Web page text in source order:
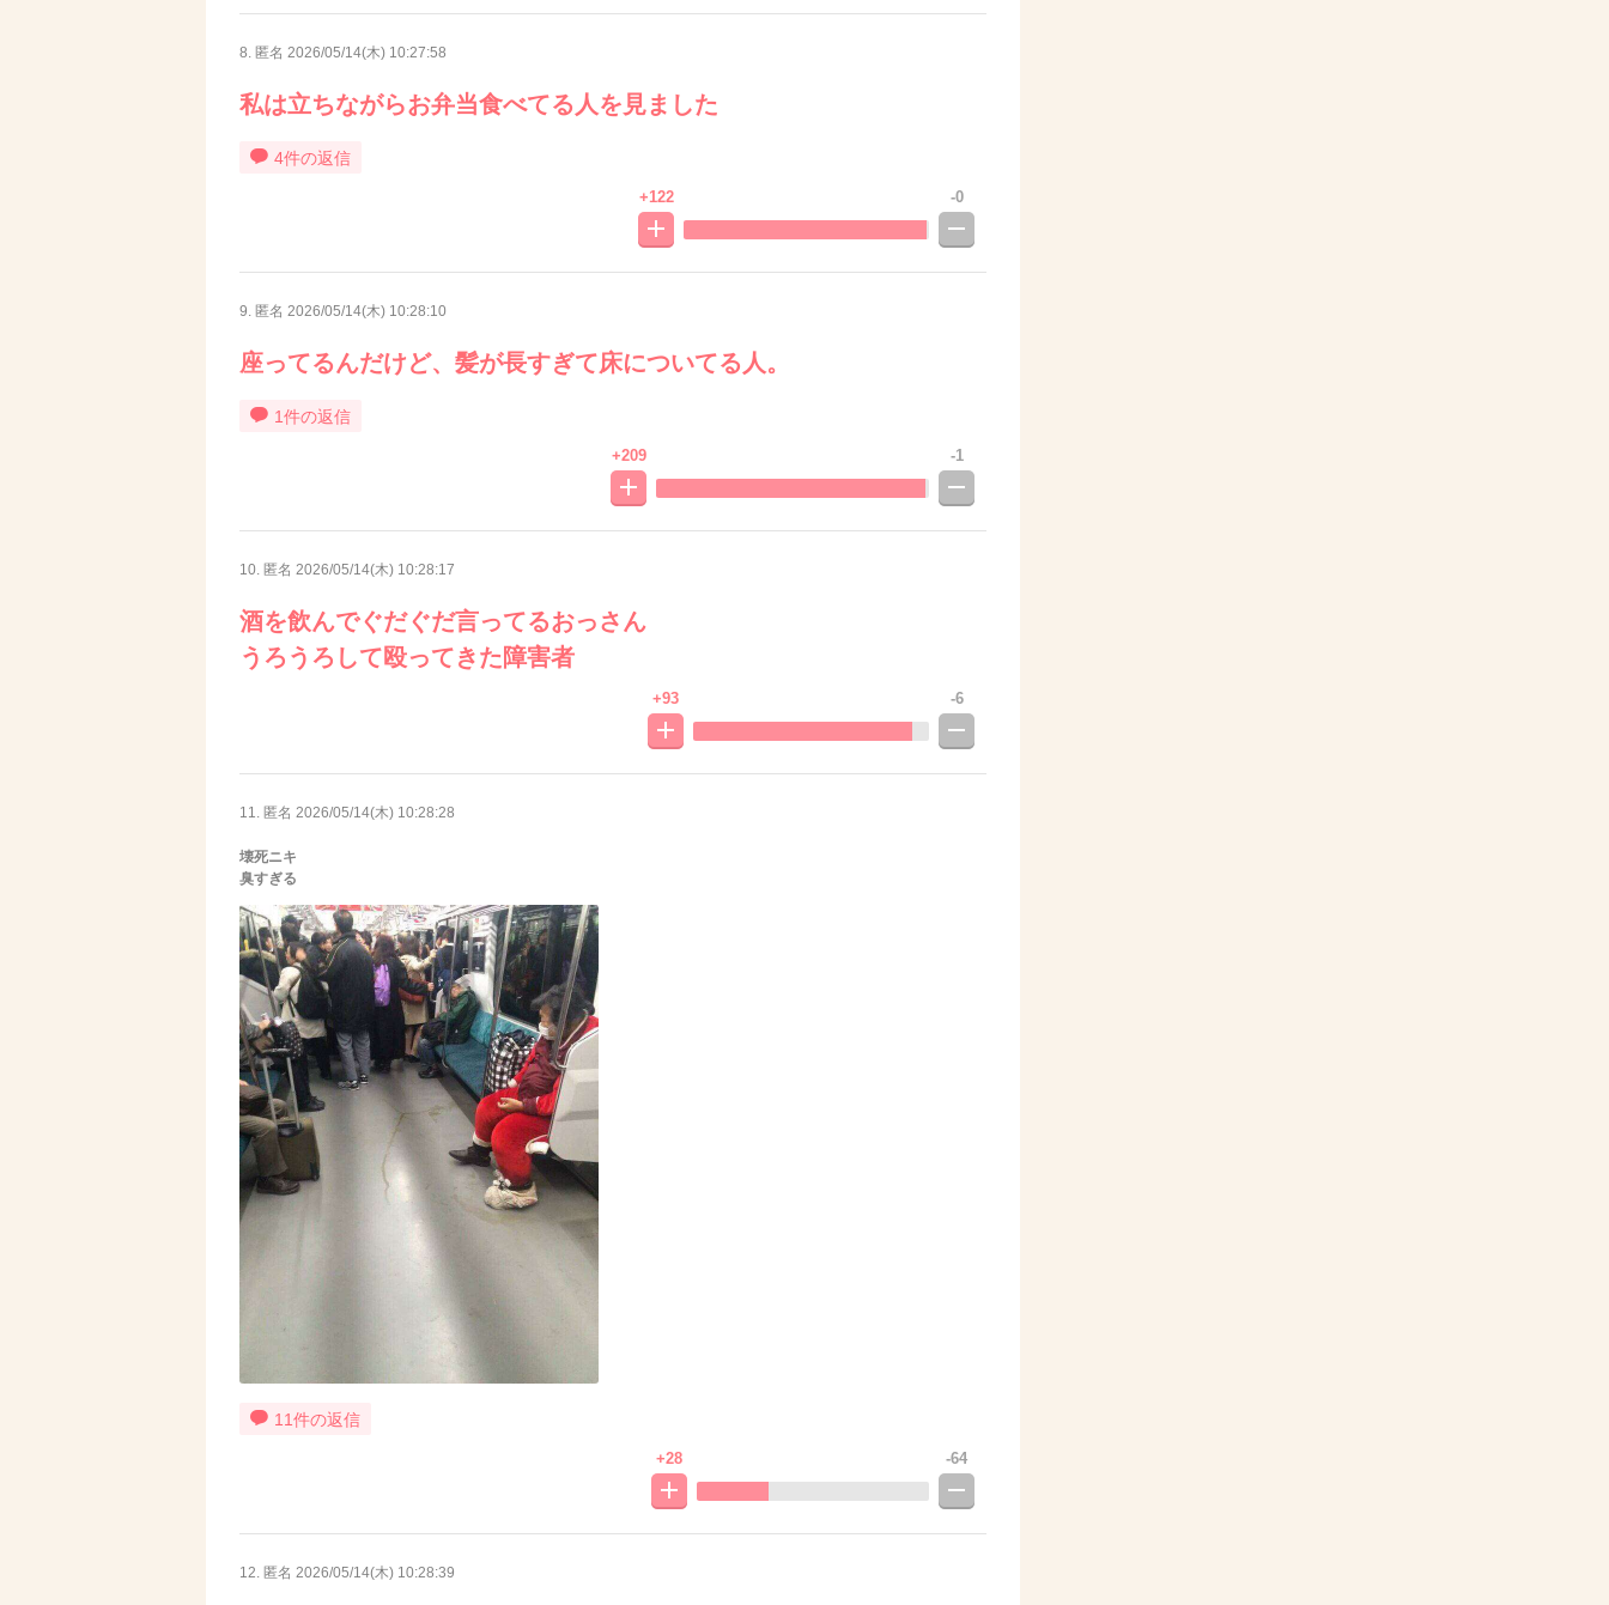
8. 匿名 2026/05/14(木) 10:27:58
私は立ちながらお弁当食べてる人を見ました
4件の返信
+122 -0
9. 匿名 2026/05/14(木) 10:28:10
座ってるんだけど、髪が長すぎて床についてる人。
1件の返信
+209 -1
10. 匿名 2026/05/14(木) 10:28:17
酒を飲んでぐだぐだ言ってるおっさん
うろうろして殴ってきた障害者
+93 -6
11. 匿名 2026/05/14(木) 10:28:28
壊死ニキ
臭すぎる
11件の返信
+28 -64
12. 匿名 2026/05/14(木) 10:28:39